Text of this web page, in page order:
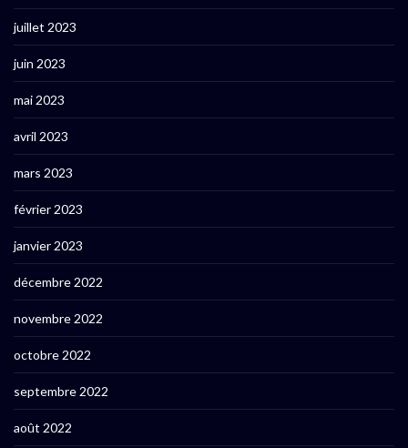
juillet 2023
juin 2023
mai 2023
avril 2023
mars 2023
février 2023
janvier 2023
décembre 2022
novembre 2022
octobre 2022
septembre 2022
août 2022